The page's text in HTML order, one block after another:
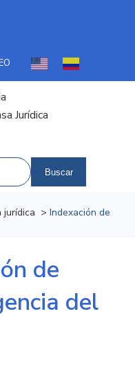
jurídica >Indexación de
de
del